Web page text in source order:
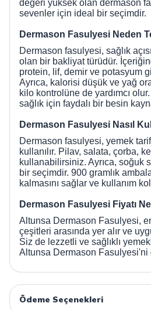
değeri yüksek olan dermason
sevenler için ideal bir seçimdir.
Dermason Fasulyesi Neden
Dermason fasulyesi, sağlık
olan bir bakliyat türüdür.
protein, lif, demir ve potasyum
Ayrıca, kalorisi düşük ve yağ
kilo kontrolüne de yardımcı
sağlık için faydalı bir besin
Dermason Fasulyesi Nasıl
Dermason fasulyesi, yemek
kullanılır. Pilav, salata, çorba,
kullanabilirsiniz. Ayrıca, soğuk
bir seçimdir. 900 gramlık
kalmasını sağlar ve kullanım
Dermason Fasulyesi Fiyatı
Altunsa Dermason Fasulyesi,
çeşitleri arasında yer alır ve
Siz de lezzetli ve sağlıklı
Altunsa Dermason
Ödeme Seçenekleri